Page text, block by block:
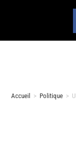
Accueil > Politique >